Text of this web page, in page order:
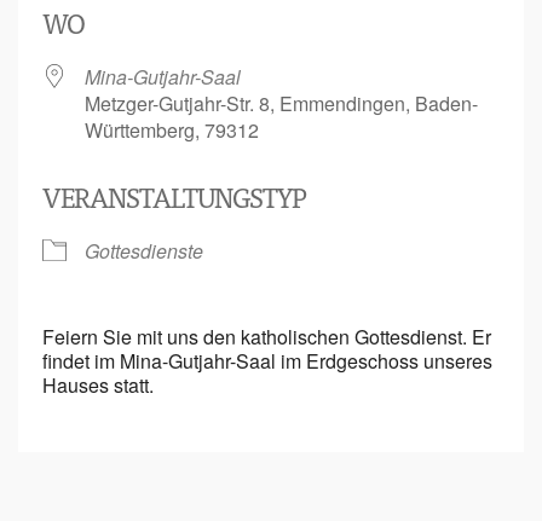
WO
Mina-Gutjahr-Saal
Metzger-Gutjahr-Str. 8, Emmendingen, Baden-
Württemberg, 79312
VERANSTALTUNGSTYP
Gottesdienste
Feiern Sie mit uns den katholischen Gottesdienst. Er
findet im Mina-Gutjahr-Saal im Erdgeschoss unseres
Hauses statt.